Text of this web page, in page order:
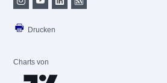
Drucken
Charts von